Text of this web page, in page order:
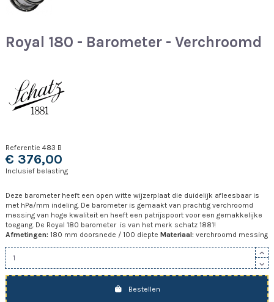
Royal 180 - Barometer - Verchroomd
Referentie 483 B
€ 376,00
Inclusief belasting
Deze barometer heeft een open witte wijzerplaat die duidelijk afleesbaar is
met hPa/mm indeling. De barometer is gemaakt van prachtig verchroomd
messing van hoge kwaliteit en heeft een patrijspoort voor een gemakkelijke
toegang. De Royal 180 barometer is van het merk schatz 1881!
Afmetingen: 180 mm doorsnede / 100 diepte Materiaal: verchroomd messing
Bestellen